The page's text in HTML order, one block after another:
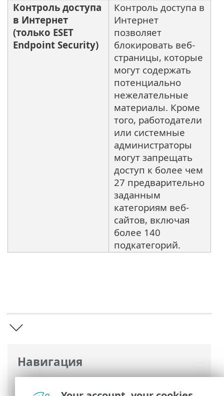
Навигация
Контроль доступа
в Интернет
(только ESET
Endpoint Security)
Контроль доступа в
Интернет
позволяет
блокировать веб-
страницы, которые
могут содержать
потенциально
нежелательные
материалы. Кроме
того, работодатели
или системные
администраторы
могут запрещать
доступ к более чем
27 предварительно
заданным
категориям веб-
сайтов, включая
более 140
подкатегорий.